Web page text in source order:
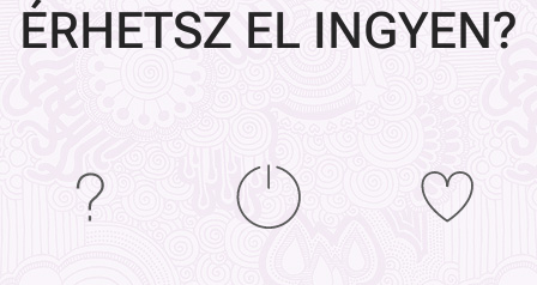
ÉRHETSZ EL INGYEN?